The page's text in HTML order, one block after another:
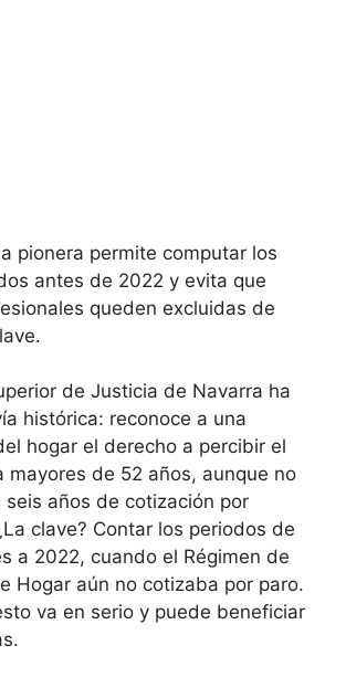
pionera permite computar los
antes de 2022 y evita que
queden excluidas de
de Justicia de Navarra ha
histórica: reconoce a una
hogar el derecho a percibir el
mayores de 52 años, aunque no
seis años de cotización por
clave? Contar los periodos de
a 2022, cuando el Régimen de
Hogar aún no cotizaba por paro.
va en serio y puede beneficiar